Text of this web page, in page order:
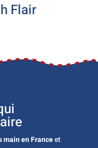
Flair
main en Franceet